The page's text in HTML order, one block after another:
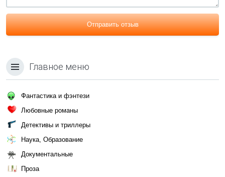
Отправить отзыв
Главное меню
Фантастика и фэнтези
Любовные романы
Детективы и триллеры
Наука, Образование
Документальные
Проза